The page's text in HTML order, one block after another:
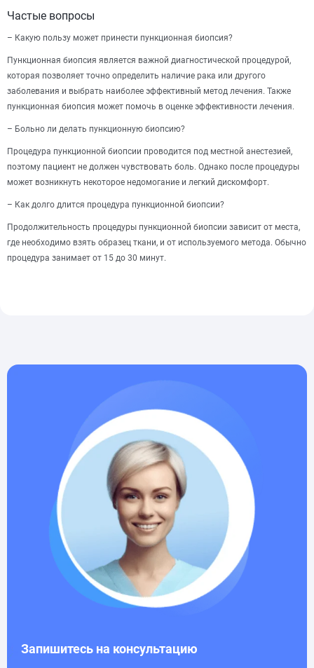
Частые вопросы
– Какую пользу может принести пункционная биопсия?
Пункционная биопсия является важной диагностической процедурой,
которая позволяет точно определить наличие рака или другого
заболевания и выбрать наиболее эффективный метод лечения. Также
пункционная биопсия может помочь в оценке эффективности лечения.
– Больно ли делать пункционную биопсию?
Процедура пункционной биопсии проводится под местной анестезией,
поэтому пациент не должен чувствовать боль. Однако после процедуры
может возникнуть некоторое недомогание и легкий дискомфорт.
– Как долго длится процедура пункционной биопсии?
Продолжительность процедуры пункционной биопсии зависит от места,
где необходимо взять образец ткани, и от используемого метода. Обычно
процедура занимает от 15 до 30 минут.
Запишитесь на консультацию